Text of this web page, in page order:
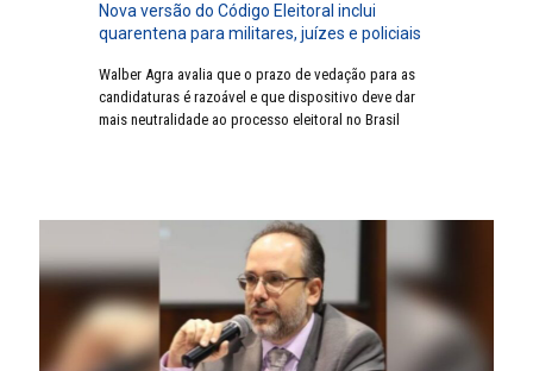
Nova versão do Código Eleitoral inclui
quarentena para militares, juízes e policiais
Walber Agra avalia que o prazo de vedação para as
candidaturas é razoável e que dispositivo deve dar
mais neutralidade ao processo eleitoral no Brasil